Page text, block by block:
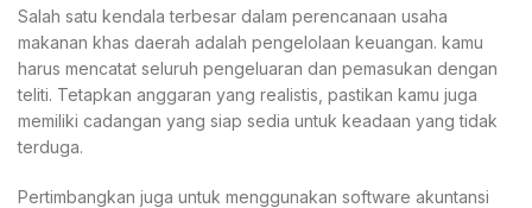
Salah satu kendala terbesar dalam perencanaan usaha
makanan khas daerah adalah pengelolaan keuangan. kamu
harus mencatat seluruh pengeluaran dan pemasukan dengan
teliti. Tetapkan anggaran yang realistis, pastikan kamu juga
memiliki cadangan yang siap sedia untuk keadaan yang tidak
terduga.
Pertimbangkan juga untuk menggunakan software akuntansi